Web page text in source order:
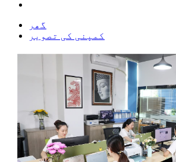
گھر
کمپنی کی تصویر